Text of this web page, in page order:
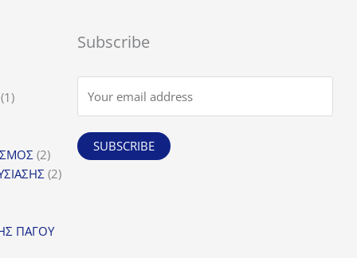
11
22
προϊόντα
22
ΠΑΓΟΥ
Subscribe
SUBSCRIBE